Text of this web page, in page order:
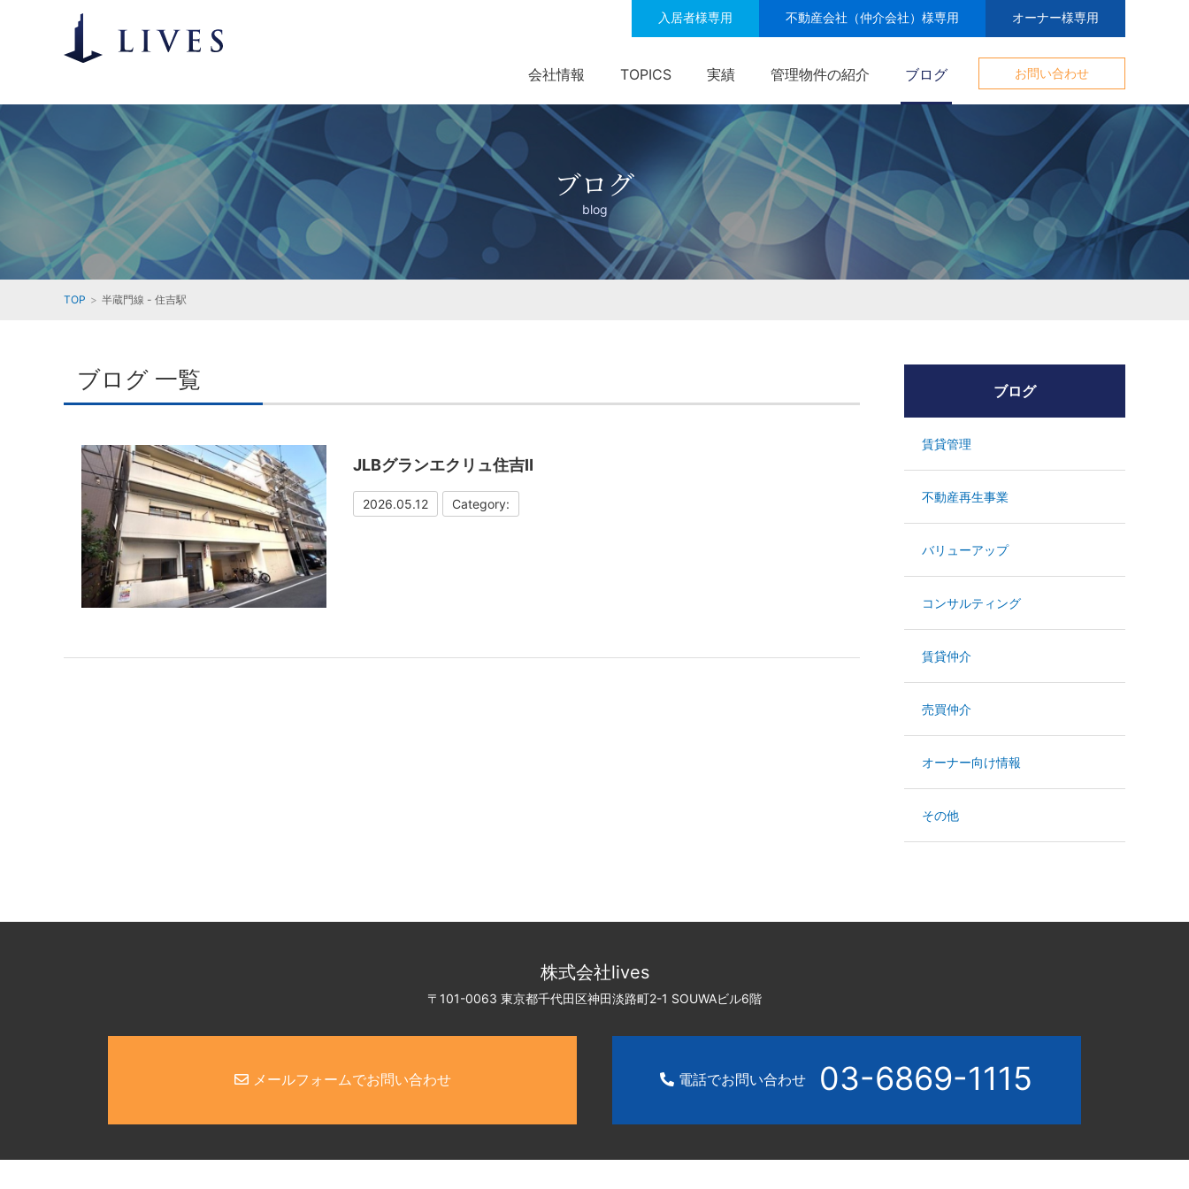
入居者様専用 不動産会社（仲介会社）様専用 オーナー様専用
会社情報 TOPICS 実績 管理物件の紹介 ブログ お問い合わせ
ブログ
blog
TOP 半蔵門線 - 住吉駅
ブログ 一覧
JLBグランエクリュ住吉Ⅱ
2026.05.12 Category:
ブログ
賃貸管理
不動産再生事業
バリューアップ
コンサルティング
賃貸仲介
売買仲介
オーナー向け情報
その他
株式会社lives
〒101-0063 東京都千代田区神田淡路町2-1 SOUWAビル6階
メールフォームでお問い合わせ 電話でお問い合わせ 03-6869-1115